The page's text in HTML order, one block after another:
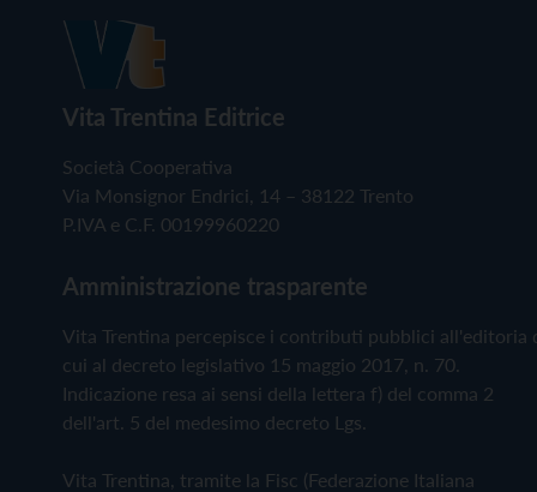
Vita Trentina Editrice
Società Cooperativa
Via Monsignor Endrici, 14 – 38122 Trento
P.IVA e C.F. 00199960220
Amministrazione trasparente
Vita Trentina percepisce i contributi pubblici all'editoria
cui al decreto legislativo 15 maggio 2017, n. 70.
Indicazione resa ai sensi della lettera f) del comma 2
dell'art. 5 del medesimo decreto Lgs.
Vita Trentina, tramite la Fisc (Federazione Italiana